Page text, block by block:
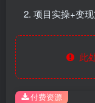
项目实操+变
此
付费资源